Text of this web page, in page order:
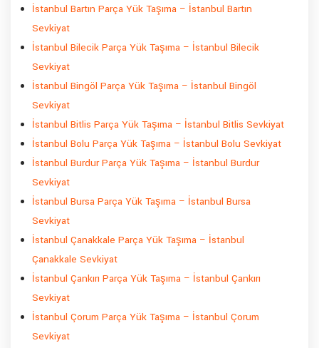
İstanbul Bartın Parça Yük Taşıma – İstanbul Bartın
Sevkiyat
İstanbul Bilecik Parça Yük Taşıma – İstanbul Bilecik
Sevkiyat
İstanbul Bingöl Parça Yük Taşıma – İstanbul Bingöl
Sevkiyat
İstanbul Bitlis Parça Yük Taşıma – İstanbul Bitlis Sevkiyat
İstanbul Bolu Parça Yük Taşıma – İstanbul Bolu Sevkiyat
İstanbul Burdur Parça Yük Taşıma – İstanbul Burdur
Sevkiyat
İstanbul Bursa Parça Yük Taşıma – İstanbul Bursa
Sevkiyat
İstanbul Çanakkale Parça Yük Taşıma – İstanbul
Çanakkale Sevkiyat
İstanbul Çankırı Parça Yük Taşıma – İstanbul Çankırı
Sevkiyat
İstanbul Çorum Parça Yük Taşıma – İstanbul Çorum
Sevkiyat